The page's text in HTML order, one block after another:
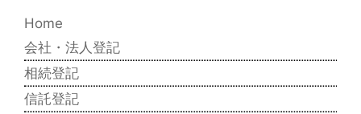
Home
会社・法人登記
相続登記
信託登記